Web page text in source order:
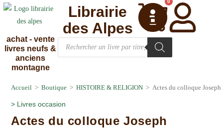
achat - vente
livres neufs &
anciens
montagne
0
Librairie
des Alpes
Accueil > Boutique > HISTOIRE & RELIGION > Actes du colloque
> Livres occasion
Actes du colloque Joseph